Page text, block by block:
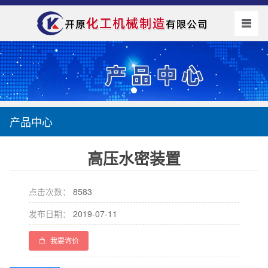
产品中心
高压水密装置
点击次数：
8583
发布日期：
2019-07-11
我要询价